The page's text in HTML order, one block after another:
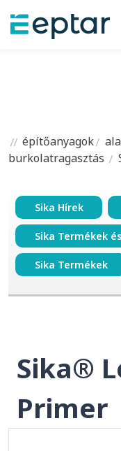
építőanyagok
burkolatragasztás
Sika Hírek
Sika Termékek
Sika Termékek
Sika®
Primer